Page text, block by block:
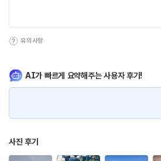
유의사항
AI가 빠르게 요약해주는 사용자 후기!
사진 후기